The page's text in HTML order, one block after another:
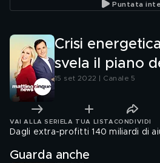
Puntata
Crisi
svela il piano
15 set 2022 | Canale 5
VAI ALLA SERIE LA TUA LISTA CONDIVIDI
Dagli extra-profitti 140 miliardi di
Guarda anche